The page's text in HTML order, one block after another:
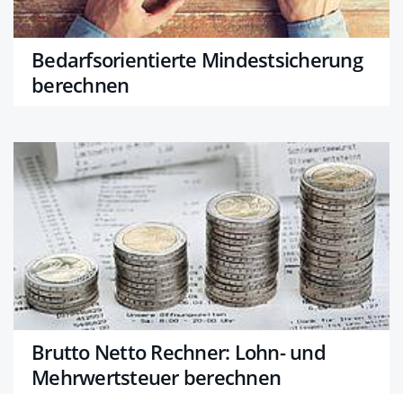
Bedarfsorientierte Mindestsicherung
berechnen
Brutto Netto Rechner: Lohn- und
Mehrwertsteuer berechnen